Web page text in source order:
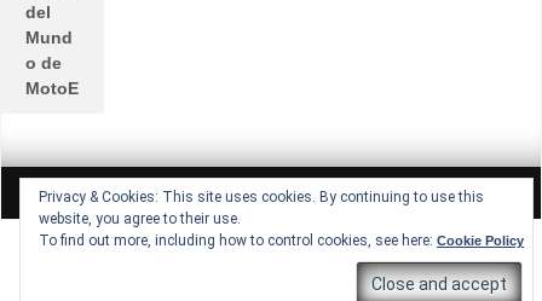
Privacy & Cookies: This site uses cookies. By continuing to use this
website, you agree to their use.
To find out more, including how to control cookies, see here: Cookie Policy
del
Mund
o de
MotoE
All rights reserved © Lucio Lopez GP